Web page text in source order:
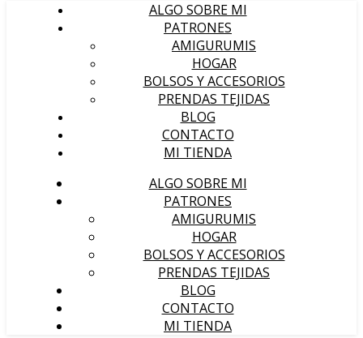
ALGO SOBRE MI
PATRONES
AMIGURUMIS
HOGAR
BOLSOS Y ACCESORIOS
PRENDAS TEJIDAS
BLOG
CONTACTO
MI TIENDA
ALGO SOBRE MI
PATRONES
AMIGURUMIS
HOGAR
BOLSOS Y ACCESORIOS
PRENDAS TEJIDAS
BLOG
CONTACTO
MI TIENDA